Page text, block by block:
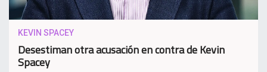
KEVIN SPACEY
Desestiman otra acusación en contra de Kevin
Spacey